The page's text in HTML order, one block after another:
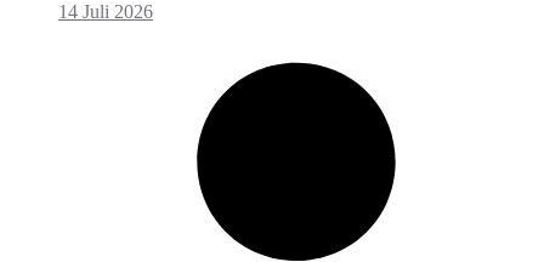
14 Juli 2026